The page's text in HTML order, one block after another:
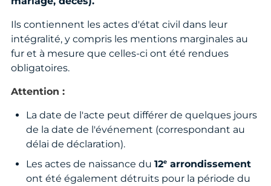
Ils contiennent les actes d'état civil dans leur
intégralité, y compris les mentions marginales au
fur et à mesure que celles-ci ont été rendues
obligatoires.
Attention :
La date de l'acte peut différer de quelques jours
de la date de l'événement (correspondant au
délai de déclaration).
Les actes de naissance du 12earrondissement
ont été également détruits pour la période du